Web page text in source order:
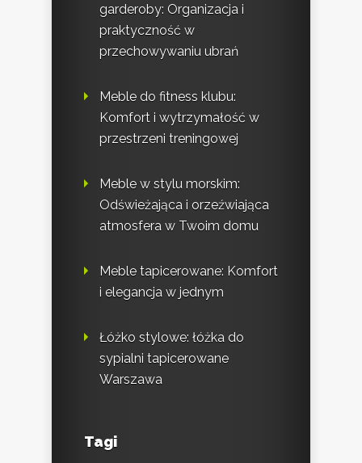
garderoby: Organizacja i
praktyczność w
przechowywaniu ubrań
Meble do fitness klubu:
Komfort i wytrzymałość w
przestrzeni treningowej
Meble w stylu morskim:
Odświeżająca i orzeźwiająca
atmosfera w Twoim domu
Meble tapicerowane: Komfort
i elegancja w jednym
Łóżko stylowe: łóżka do
sypialni tapicerowane
Warszawa
Tagi